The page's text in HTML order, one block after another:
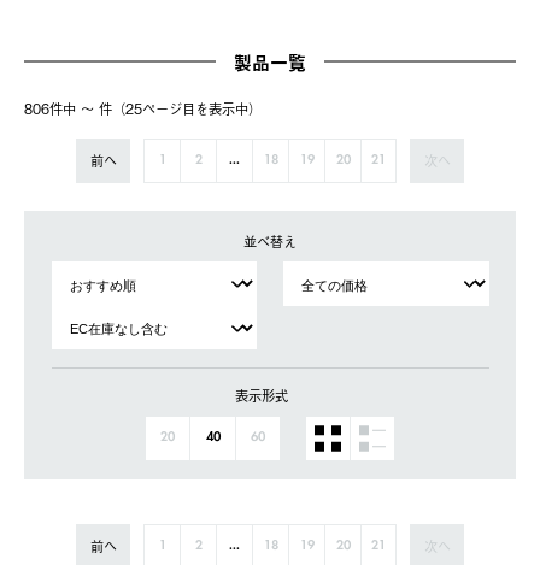
製品一覧
806件中 〜 件（25ページ⽬を表⽰中）
前へ 2 ... 18 19 20 21 次へ
並べ替え
表示形式
20 40 60
前へ 1 2 ... 18 19 20 21 次へ